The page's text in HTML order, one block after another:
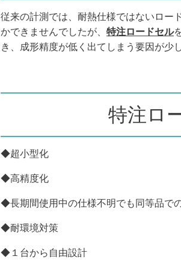
従来の計測では、耐熱仕様ではないロー
かできませんでしたが、 特注ロードセル
き、成形精度が低く出てしまう要因が少
特注ロ
◆超小型化
◆高精度化
◆長期間使用中の仕様不明でも同等品で
◆耐環境対策
◆１台から自由設計